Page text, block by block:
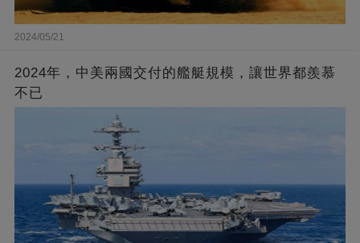
2024/05/21
2024年，中美兩國交付的艦艇規模，讓世界都羨慕
不已